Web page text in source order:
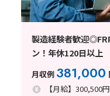
製造経験者歓迎
ン！年休120日以上
月収例 381,000
【月給】300,500